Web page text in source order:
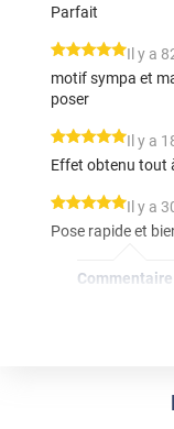
Parfait
*****
Il y a
motif sympa et
poser
*****
Il y a
Effet obtenu tout
*****
Il y a
Pose rapide et
! Nous
Il y a